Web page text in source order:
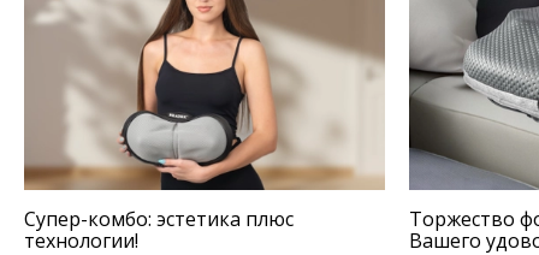
Супер-комбо: эстетика плюс
технологии!
Торжество
Вашего